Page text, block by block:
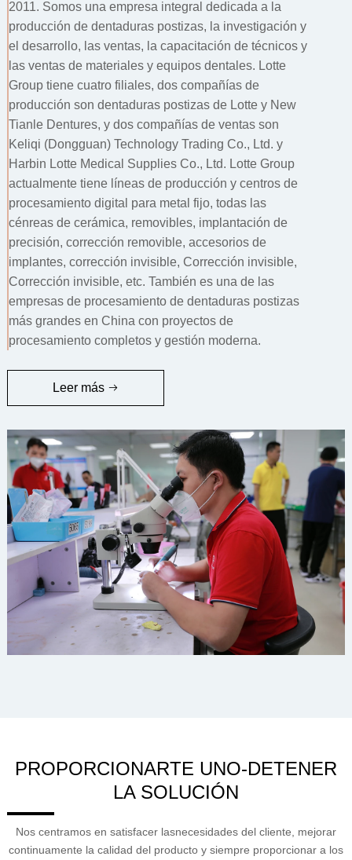
2011. Somos una empresa integral dedicada a la
producción de dentaduras postizas, la investigación y
el desarrollo, las ventas, la capacitación de técnicos y
las ventas de materiales y equipos dentales. Lotte
Group tiene cuatro filiales, dos compañías de
producción son dentaduras postizas de Lotte y New
Tianle Dentures, y dos compañías de ventas son
Keliqi (Dongguan) Technology Trading Co., Ltd. y
Harbin Lotte Medical Supplies Co., Ltd. Lotte Group
actualmente tiene líneas de producción y centros de
procesamiento digital para metal fijo, todas las
cénreas de cerámica, removibles, implantación de
precisión, corrección removible, accesorios de
implantes, corrección invisible, Corrección invisible,
Corrección invisible, etc. También es una de las
empresas de procesamiento de dentaduras postizas
más grandes en China con proyectos de
procesamiento completos y gestión moderna.
Leer más
PROPORCIONARTE UNO-DETENER
LA SOLUCIÓN
Nos centramos en satisfacer lasnecesidades del cliente, mejorar
continuamente la calidad del producto y siempre proporcionar a los